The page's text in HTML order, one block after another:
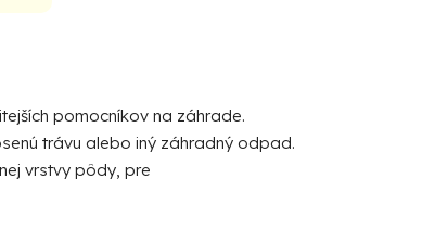
pomocníkov na záhrade.
trávu alebo iný záhradný odpad.
vrstvy pôdy, pre